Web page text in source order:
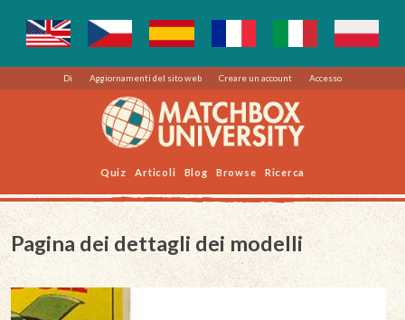
Di Aggiornamenti del sito web Creare un account Accesso
Quiz Articoli Blog Browse Ricerca
Pagina dei dettagli dei modelli